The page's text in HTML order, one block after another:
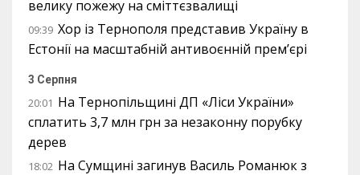
велику пожежу на сміттєзвалищі
09:39 Хор із Тернополя представив Україну в
Естонії на масштабній антивоєнній прем’єрі
3 Серпня
20:01 На Тернопільщині ДП «Ліси України»
сплатить 3,7 млн грн за незаконну порубку
дерев
18:02 На Сумщині загинув Василь Романюк з